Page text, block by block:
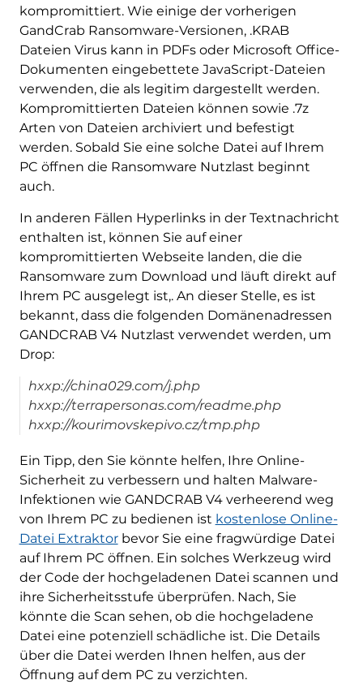
kompromittiert. Wie einige der vorherigen
GandCrab Ransomware-Versionen, .KRAB
Dateien Virus kann in PDFs oder Microsoft Office-
Dokumenten eingebettete JavaScript-Dateien
verwenden, die als legitim dargestellt werden.
Kompromittierten Dateien können sowie .7z
Arten von Dateien archiviert und befestigt
werden. Sobald Sie eine solche Datei auf Ihrem
PC öffnen die Ransomware Nutzlast beginnt
auch.
In anderen Fällen Hyperlinks in der Textnachricht
enthalten ist, können Sie auf einer
kompromittierten Webseite landen, die die
Ransomware zum Download und läuft direkt auf
Ihrem PC ausgelegt ist,. An dieser Stelle, es ist
bekannt, dass die folgenden Domänenadressen
GANDCRAB V4 Nutzlast verwendet werden, um
Drop:
hxxp://china029.com/j.php
hxxp://terrapersonas.com/readme.php
hxxp://kourimovskepivo.cz/tmp.php
Ein Tipp, den Sie könnte helfen, Ihre Online-
Sicherheit zu verbessern und halten Malware-
Infektionen wie GANDCRAB V4 verheerend weg
von Ihrem PC zu bedienen ist kostenlose Online-
Datei Extraktorbevor Sie eine fragwürdige Datei
auf Ihrem PC öffnen. Ein solches Werkzeug wird
der Code der hochgeladenen Datei scannen und
ihre Sicherheitsstufe überprüfen. Nach, Sie
könnte die Scan sehen, ob die hochgeladene
Datei eine potenziell schädliche ist. Die Details
über die Datei werden Ihnen helfen, aus der
Öffnung auf dem PC zu verzichten.